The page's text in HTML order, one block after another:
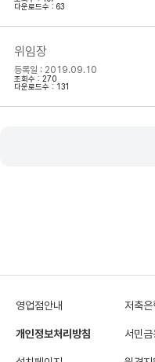
다운로드수 : 63
위임장
등록일 : 2019.09.10
조회수 : 270
다운로드수 : 131
영업점안내 저축
개인정보처리방침 서민